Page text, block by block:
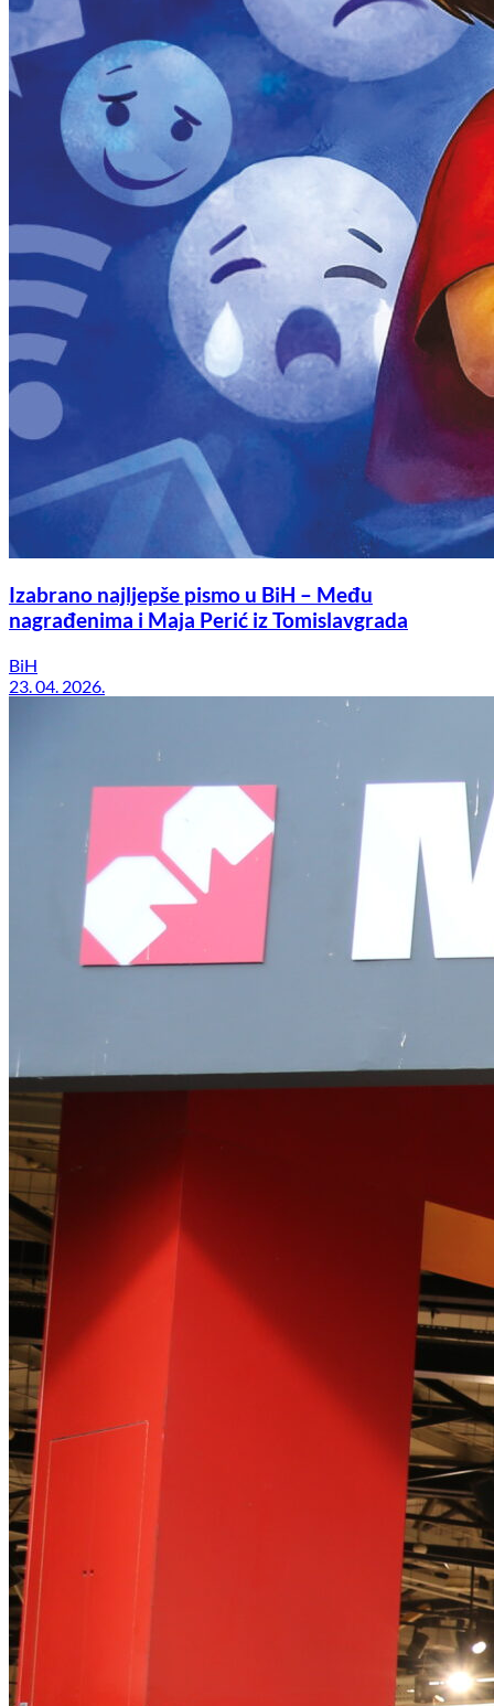
Izabrano najljepše pismo u BiH – Među
nagrađenima i Maja Perić iz Tomislavgrada
BiH
23. 04. 2026.